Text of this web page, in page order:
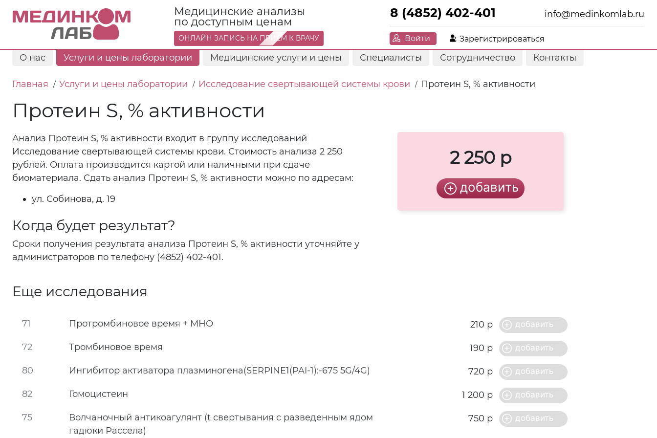
Медицинские анализы
по доступным ценам
ОНЛАЙН ЗАПИСЬ НА ПРИЕМ К ВРАЧУ
8 (4852) 402-401 info@medinkomlab.ru
Войти Зарегистрироваться
О нас Услуги и цены лаборатории Медицинские услуги и цены Специалисты Сотрудничество Контакты
Главная / Услуги и цены лаборатории / Исследование свертывающей системы крови / Протеин S, % активности
Протеин S, % активности
Анализ Протеин S, % активности входит в группу исследований
Исследование свертывающей системы крови. Стоимость анализа 2 250
рублей. Оплата производится картой или наличными при сдаче
биоматериала. Сдать анализ Протеин S, % активности можно по адресам:
ул. Собинова, д. 19
Когда будет результат?
Сроки получения результата анализа Протеин S, % активности уточняйте у
администраторов по телефону (4852) 402-401.
2 250 р
Еще исследования
71 Протромбиновое время + МНО 210 р
72 Тромбиновое время 190 р
80 Ингибитор активатора плазминогена(SERPINE1(PAI-1):-675 5G/4G) 720 р
82 Гомоцистеин 1 200 р
75
Волчаночный антикоагулянт (t свертывания с разведенным ядом
гадюки Рассела)
750 р